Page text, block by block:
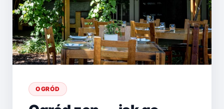
OGRÓD